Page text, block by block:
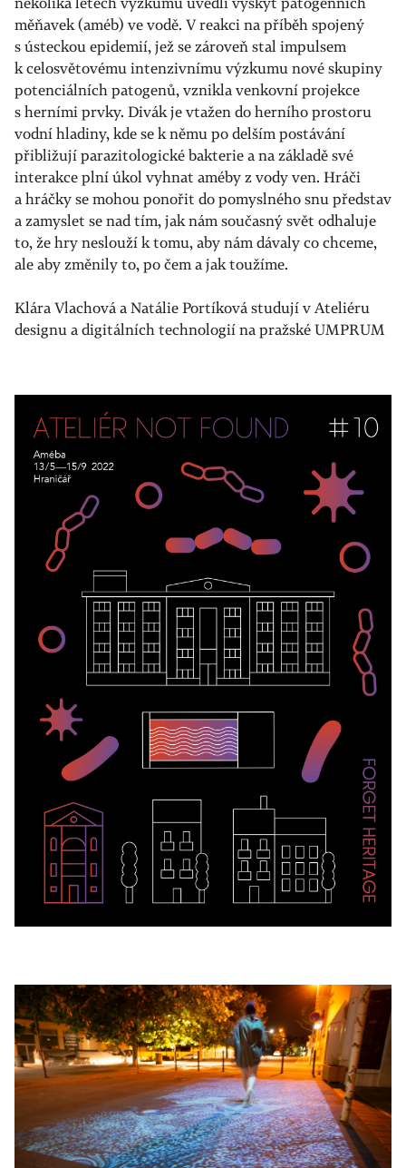
měňavek (améb) ve vodě. V reakci na příběh spojený
s ústeckou epidemií, jež se zároveň stal impulsem
k celosvětovému intenzivnímu výzkumu nové skupiny
potenciálních patogenů, vznikla venkovní projekce
s herními prvky. Divák je vtažen do herního prostoru
vodní hladiny, kde se k němu po delším postávání
přibližují parazitologické bakterie a na základě své
interakce plní úkol vyhnat améby z vody ven. Hráči
a hráčky se mohou ponořit do pomyslného snu představ
a zamyslet se nad tím, jak nám současný svět odhaluje
to, že hry neslouží k tomu, aby nám dávaly co chceme,
ale aby změnily to, po čem a jak toužíme.
Klára Vlachová a Natálie Portíková studují v Ateliéru
designu a digitálních technologií na pražské UMPRUM